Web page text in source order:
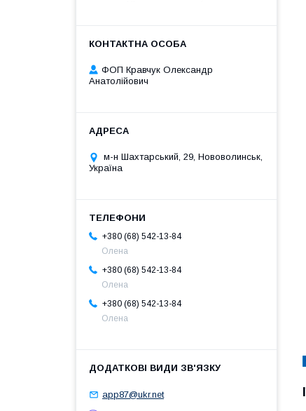
ФОП Кравчук Олександр
Анатолійович
м-н Шахтарський, 29, Нововолинськ,
Україна
+380 (68) 542-13-84
Олена
+380 (68) 542-13-84
Олена
+380 (68) 542-13-84
Олена
app87@ukr.net